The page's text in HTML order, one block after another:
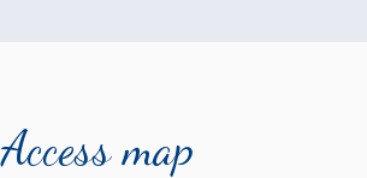
Access map